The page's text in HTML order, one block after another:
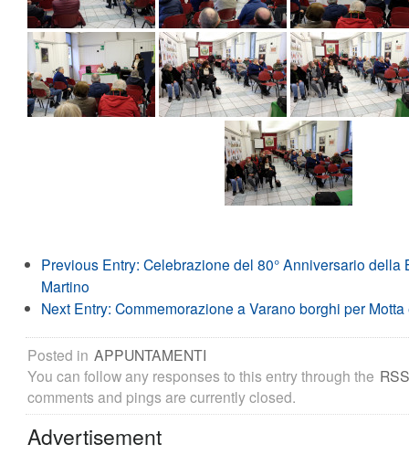
Previous Entry: Celebrazione del 80° Anniversario della
Martino
Next Entry: Commemorazione a Varano borghi per
Posted in APPUNTAMENTI
You can follow any responses to this entry through the
comments and pings are currently closed.
Advertisement